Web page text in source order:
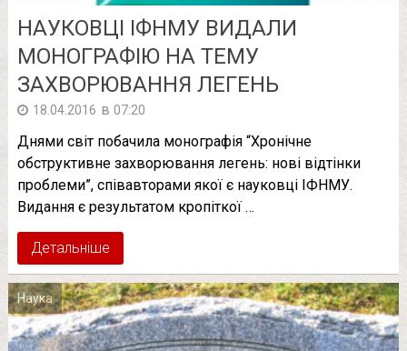
НАУКОВЦІ ІФНМУ ВИДАЛИ
МОНОГРАФІЮ НА ТЕМУ
ЗАХВОРЮВАННЯ ЛЕГЕНЬ
18.04.2016 в 07:20
Днями світ побачила монографія “Хронічне
обструктивне захворювання легень: нові відтінки
проблеми”, співавторами якої є науковці ІФНМУ.
Видання є результатом кропіткої …
Детальніше
Наука